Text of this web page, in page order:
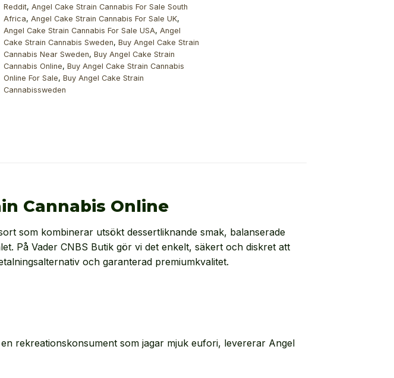
Reddit, Angel Cake Strain Cannabis For Sale South
Africa, Angel Cake Strain Cannabis For Sale UK,
Angel Cake Strain Cannabis For Sale USA, Angel
Cake Strain Cannabis Sweden, Buy Angel Cake Strain
Cannabis Near Sweden, Buy Angel Cake Strain
Cannabis Online, Buy Angel Cake Strain Cannabis
Online For Sale, Buy Angel Cake Strain
Cannabissweden
Cannabis Online
som kombinerar utsökt dessertliknande smak, balanserade
På Vader CNBS Butik gör vi det enkelt, säkert och diskret att
och garanterad premiumkvalitet.
rekreationskonsument som jagar mjuk eufori, levererar Angel